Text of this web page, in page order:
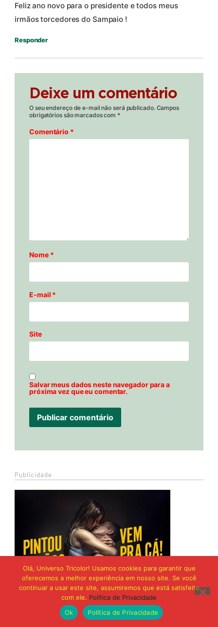
Feliz ano novo para o presidente e todos meus
irmãos torcedores do Sampaio !
Responder
Deixe um comentário
O seu endereço de e-mail não será publicado. Campos
obrigatórios são marcados com *
Comentário *
Nome *
E-mail *
Site
Salvar meus dados neste navegador para a
próxima vez que eu comentar.
Publicidade
Olá, Universo Tricolor! Usamos cookies para garantir que
oferecemos a melhor experiência em nosso site. Se você
continuar a usar este site, assumiremos que está satisfeito
com ele. Política de Privacidade
Ok
Política de Privacidade